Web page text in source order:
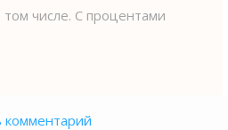
том числе. С процентами
комментарий